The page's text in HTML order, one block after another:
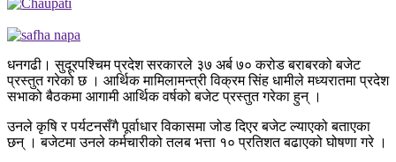
धनगढी। सुदूरपश्चिम प्रदेश सरकारले ३७ अर्ब ७० करोड बराबरको बजेट
प्रस्तुत गरेको छ । आर्थिक मामिलामन्त्री विक्रम सिंह धामीले मध्यरातमा प्रदेश
सभाको बैठकमा आगामी आर्थिक वर्षको बजेट प्रस्तुत गरेका हुन् ।
उनले कृषि र पर्यटनसँगै पूर्वाधार विकासमा जोड दिएर बजेट ल्याएको बताएका
छन् । बजेटमा उनले कर्मचारीको तलब भत्ता १० प्रतिशत बढाएको घोषणा गरे ।